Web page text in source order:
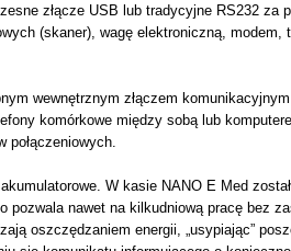
złącze USB lub tradycyjne RS232 za
(skaner), wagę elektroniczną, modem,
wewnętrznym złączem
komórkowe między sobą lub
W kasie NANO E Med
pozwala nawet na kilkudniową pracę bez
oszczędzaniem energii, „usypiając”